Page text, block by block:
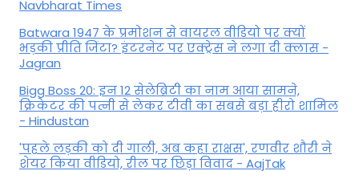
Navbharat Times
Batwara 1947 के प्रमोशन से वायरल वीडियो पर क्यों
भड़की प्रीति जिंटा? इंटरनेट पर एक्ट्रेस ने लगा दी क्लास -
Jagran
Bigg Boss 20: इन 12 सेलेब्रिटी का नाम आया सामने,
क्रिकेटर की पत्नी से लेकर टीवी का सबसे बड़ा हीरो शामिल
- Hindustan
'पहले लड़की को दी गाली, अब कहा राक्षस', रणवीर शौरी ने
शेयर किया वीडियो, रील पर छिड़ा विवाद - AajTak